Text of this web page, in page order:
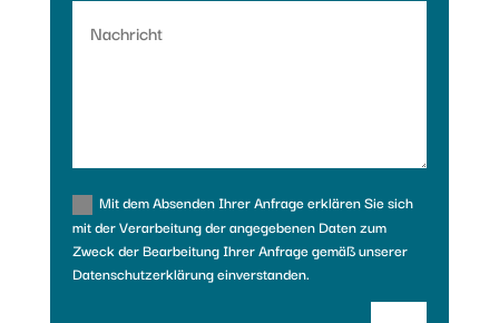
Mit dem Absenden Ihrer Anfrage erklären Sie sich
mit der Verarbeitung der angegebenen Daten zum
Zweck der Bearbeitung Ihrer Anfrage gemäß unserer
Datenschutzerklärung einverstanden.